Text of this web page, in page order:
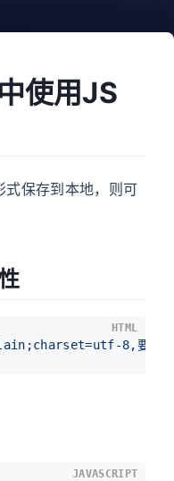
使用JS
式保存到本地，则可
8,要保存
HTML
JAVASCRIPT